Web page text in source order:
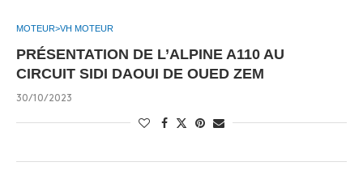
MOTEUR>VH MOTEUR
PRÉSENTATION DE L’ALPINE A110 AU
CIRCUIT SIDI DAOUI DE OUED ZEM
30/10/2023